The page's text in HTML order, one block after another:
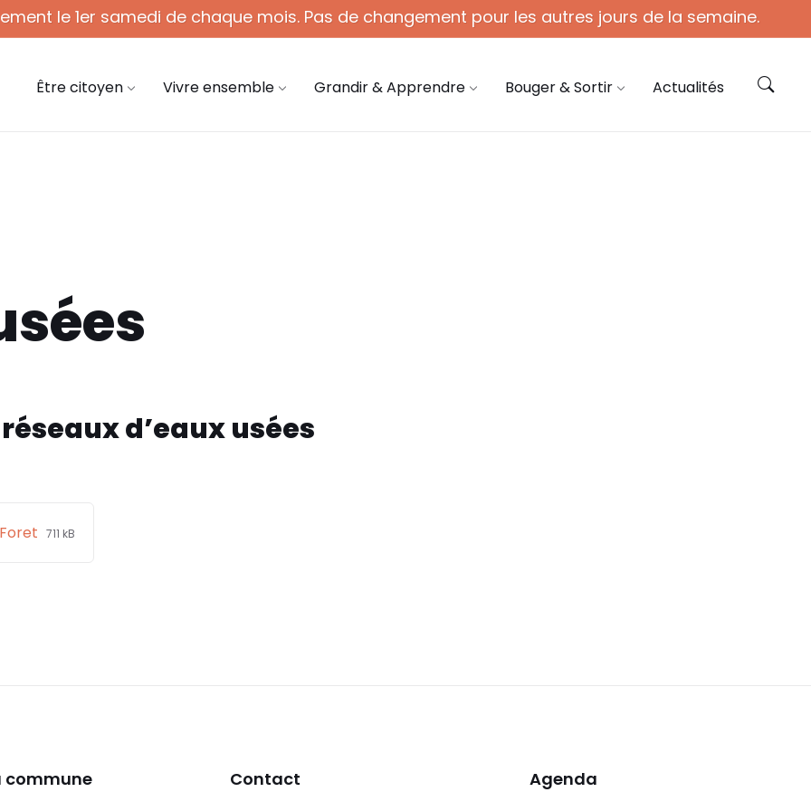
le 1er samedi de chaque mois. Pas de changement pour les autres jours de la semaine.
(1er sam. du mois)
Être citoyen Vivre ensemble Grandir & Apprendre Bouger & Sortir Actualités
d’eaux usées
File
File
711 kB
commune Contact Agenda